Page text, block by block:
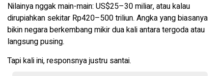
Nilainya nggak main-main: US$25–30 miliar, atau kalau
dirupiahkan sekitar Rp420–500 triliun. Angka yang biasanya
bikin negara berkembang mikir dua kali antara tergoda atau
langsung pusing.
Tapi kali ini, responsnya justru santai.